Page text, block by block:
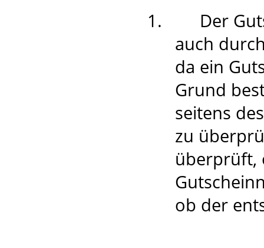
1.
Der
auch
da ein
Grund
seitens
zu
überprüft,
ob der